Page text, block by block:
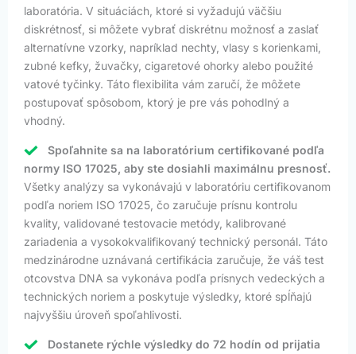
laboratória. V situáciách, ktoré si vyžadujú väčšiu
diskrétnosť, si môžete vybrať diskrétnu možnosť a zaslať
alternatívne vzorky, napríklad nechty, vlasy s korienkami,
zubné kefky, žuvačky, cigaretové ohorky alebo použité
vatové tyčinky. Táto flexibilita vám zaručí, že môžete
postupovať spôsobom, ktorý je pre vás pohodlný a
vhodný.
Spoľahnite sa na laboratórium certifikované podľa
normy ISO 17025, aby ste dosiahli maximálnu presnosť.
Všetky analýzy sa vykonávajú v laboratóriu certifikovanom
podľa noriem ISO 17025, čo zaručuje prísnu kontrolu
kvality, validované testovacie metódy, kalibrované
zariadenia a vysokokvalifikovaný technický personál. Táto
medzinárodne uznávaná certifikácia zaručuje, že váš test
otcovstva DNA sa vykonáva podľa prísnych vedeckých a
technických noriem a poskytuje výsledky, ktoré spĺňajú
najvyššiu úroveň spoľahlivosti.
Dostanete rýchle výsledky do 72 hodín od prijatia